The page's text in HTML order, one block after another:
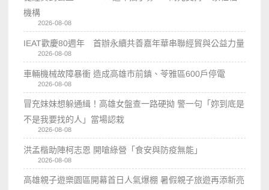
機構
2026-08-08
IEAT歡慶80週年 首辦永續共善嘉年華串聯經貿與公益力量
2026-08-08
車輛機械故障暴衝 造成高雄市前鎮、苓雅區600戶停電
2026-08-08
冒充妹妹想躲通緝！高雄女盤查一路硬拗 警一句「妳到底是
不是我要找的人」當場認栽
2026-08-08
洪孟楷助陣柯志恩 開嗆綠營「食安與防疫無能」
2026-08-08
高雄親子遊樂園區開幕首日人氣爆棚 暑假親子旅遊再添新亮